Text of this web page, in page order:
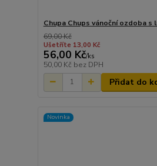
Chupa Chups vánoční ozdoba s
69,00 Kč
Ušetříte 13,00 Kč
56,00 Kč/ks
50,00 Kč bez DPH
Přidat do
Novinka